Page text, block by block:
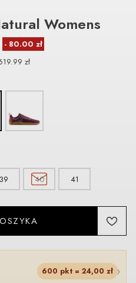
Womens
zł
39 40 41
600 pkt = 24,00 zł ›